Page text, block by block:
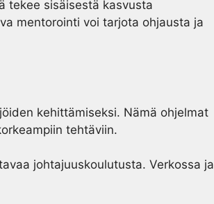
tekee sisäisestä kasvusta
mentorointi voi tarjota ohjausta ja
kehittämiseksi. Nämä ohjelmat
tehtäviin.
johtajuuskoulutusta. Verkossa ja